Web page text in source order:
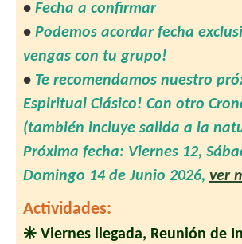
• Fecha a confirmar
• Podemos acordar fecha
vengas con tu grupo!
• Te recomendamos nuestro
Espiritual Clásico! Con otro
(también incluye salida a la
Próxima fecha: Viernes 12,
Domingo 14 de Junio 2026, ver
Actividades:
✳️ Viernes llegada, Reunión de